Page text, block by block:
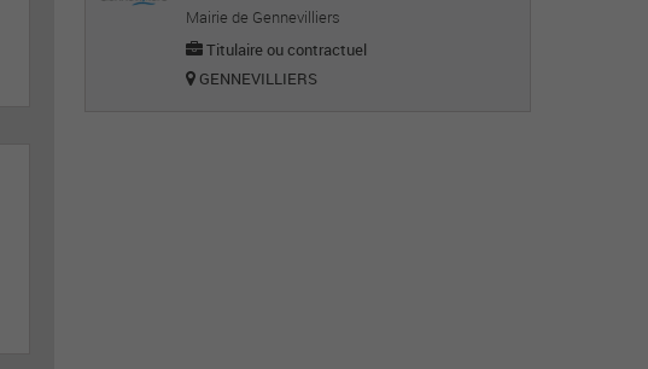
Mairie de Gennevilliers
Titulaire ou contractuel
GENNEVILLIERS